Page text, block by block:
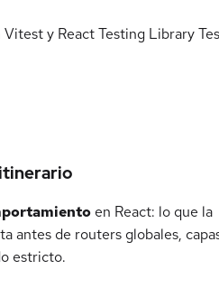
Vitest y React Testing Library
en React: lo que la
antes de routers globales,
estricto.